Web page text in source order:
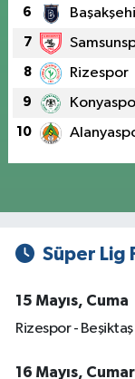
6
7
8 Rizespor
9
10
Süper Lig
15 Mayıs, Cuma
Rizespor - Beşiktaş
16 Mayıs,